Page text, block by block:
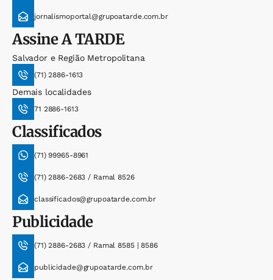
jornalismoportal@grupoatarde.com.br
AssineA TARDE
Salvador e Região Metropolitana
(71) 2886-1613
Demais localidades
71 2886-1613
Classificados
(71) 99965-8961
(71) 2886-2683 / Ramal 8526
classificados@grupoatarde.com.br
Publicidade
(71) 2886-2683 / Ramal 8585 | 8586
publicidade@grupoatarde.com.br